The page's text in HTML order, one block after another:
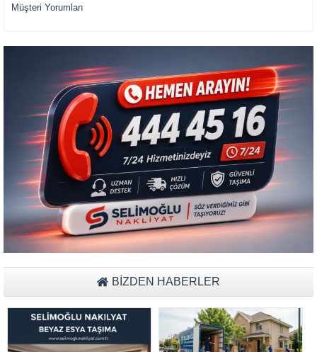
Müşteri Yorumları
BİZDEN HABERLER
Müşteri Temsilcisi Fiyat Teklif
al